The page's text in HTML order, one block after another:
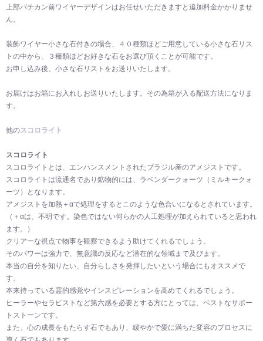
上部バチカン前ワイヤーデザインはお任せいただきますと追加料金かかりませ
ん。
装飾ワイヤー小さな石付きの場合、４０種類ほどご用意している小さな石リス
トの中から、３種類ほどお好きな石をお選び頂くことが可能です。
お申し込み後、小さな石リストをお送りいたします。
お届けはお箱にお入れしお送りいたします。その為箱が入る配送方法になりま
す。
他のスコロライト
スコロライト
スコロライトとは、エンハンスメントされたブラジル産のアメジストです。
スコロライトは流通名であり鉱物的には、ラベンダークォーツ（ミルキークォ
ーツ）となります。
アメジストを加熱＋αで処理をするとこのような色合いになるとされています。
（＋αは、不明です。染色ではない何らかの人工処理が加えられていると思われ
ます。）
クリアーな視点で物事を観察できるよう助けてくれるでしょう。
そのパワーは強力で、無意識の反応など潜在的な領域まで及びます。
本当の自分を知りたい、自分らしさを発揮したいという場合にもオススメで
す。
本来持っている霊的感覚やインスピレーションを高めてくれるでしょう。
ヒーラーやセラピストなど第六感を必要とする方にとっては、ベストなサポー
トストーンです。
また、心の成長をもたらす石でもあり、緩やかで愛に満ちた変容のプロセスに